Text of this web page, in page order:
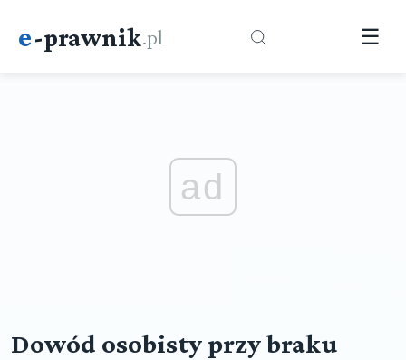
e-prawnik.pl ☰
ad
Dowód osobisty przy braku